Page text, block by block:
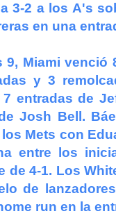
3-2 a los A's
en una
Miami venció
y 3
entradas de
Josh Bell.
Mets con
entre los
de 4-1. Los
de
run en la